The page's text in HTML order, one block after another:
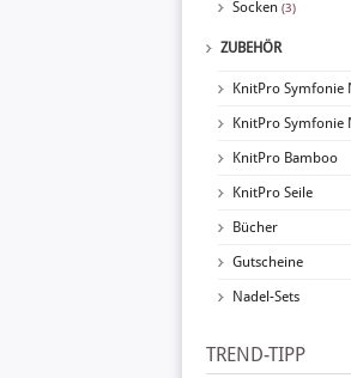
Socken (3)
ZUBEHÖR
KnitPro Symfonie
KnitPro Symfonie
KnitPro Bamboo
KnitPro Seile
Bücher
Gutscheine
Nadel-Sets
TREND-TIPP